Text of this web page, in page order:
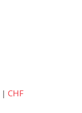
| CHF